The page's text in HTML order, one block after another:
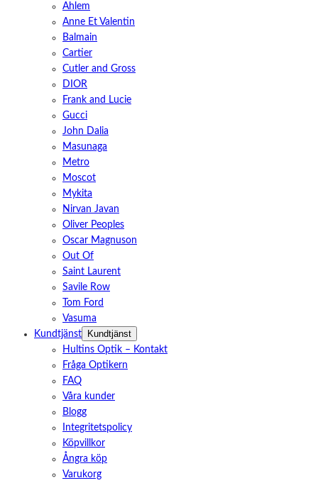
Ahlem
Anne Et Valentin
Balmain
Cartier
Cutler and Gross
DIOR
Frank and Lucie
Gucci
John Dalia
Masunaga
Metro
Moscot
Mykita
Nirvan Javan
Oliver Peoples
Oscar Magnuson
Out Of
Saint Laurent
Savile Row
Tom Ford
Vasuma
Kundtjänst
Kundtjänst
Hultins Optik – Kontakt
Fråga Optikern
FAQ
Våra kunder
Blogg
Integritetspolicy
Köpvillkor
Ångra köp
Varukorg